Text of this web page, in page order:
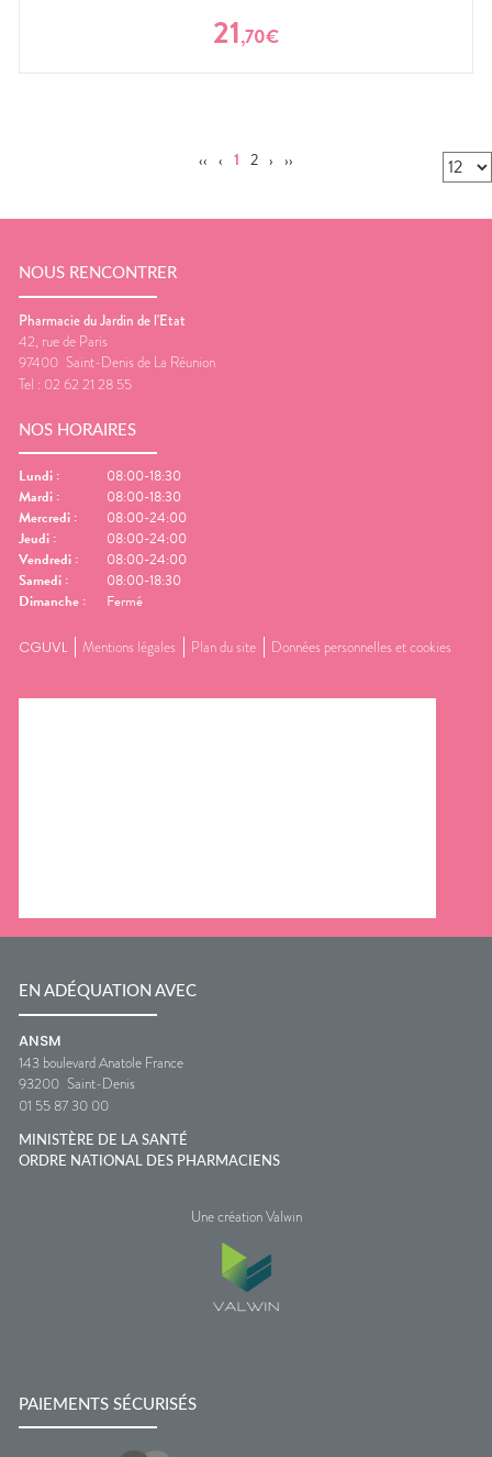
21,70€
‹‹ ‹ 1 2 › ››
NOUS RENCONTRER
Pharmacie du Jardin de l'Etat
42, rue de Paris
97400 Saint-Denis de La Réunion
Tel : 02 62 21 28 55
NOS HORAIRES
Lundi :
08:00-18:30
Mardi :
08:00-18:30
Mercredi :
08:00-24:00
Jeudi :
08:00-24:00
Vendredi :
08:00-24:00
Samedi :
08:00-18:30
Dimanche : Fermé
CGUVL Mentions légales Plan du site Données personnelles et cookies
EN ADÉQUATION AVEC
ANSM
143 boulevard Anatole France
93200 Saint-Denis
01 55 87 30 00
MINISTÈRE DE LA SANTÉ
ORDRE NATIONAL DES PHARMACIENS
Une création Valwin
PAIEMENTS SÉCURISÉS